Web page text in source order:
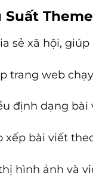
sẻ xã hội,
trang web
định dạng
xếp bài viết
hình ảnh và